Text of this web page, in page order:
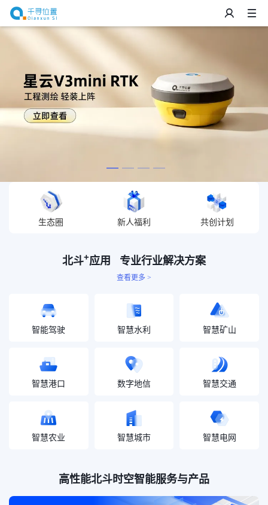
生态圈 新人福利 共创计划
北斗+应用 专业行业解决方案
查看更多 >
智能驾驶 智慧水利 智慧矿山
智慧港口 数字地信 智慧交通
智慧农业 智慧城市 智慧电网
高性能北斗时空智能服务与产品